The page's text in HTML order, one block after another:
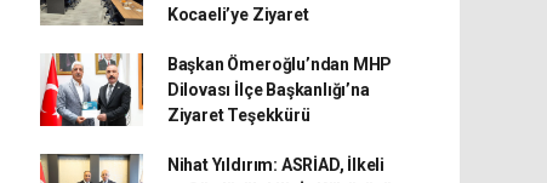
Kocaeli’ye Ziyaret
Başkan Ömeroğlu’ndan MHP
Dilovası İlçe Başkanlığı’na
Ziyaret Teşekkürü
Nihat Yıldırım: ASRİAD, İlkeli